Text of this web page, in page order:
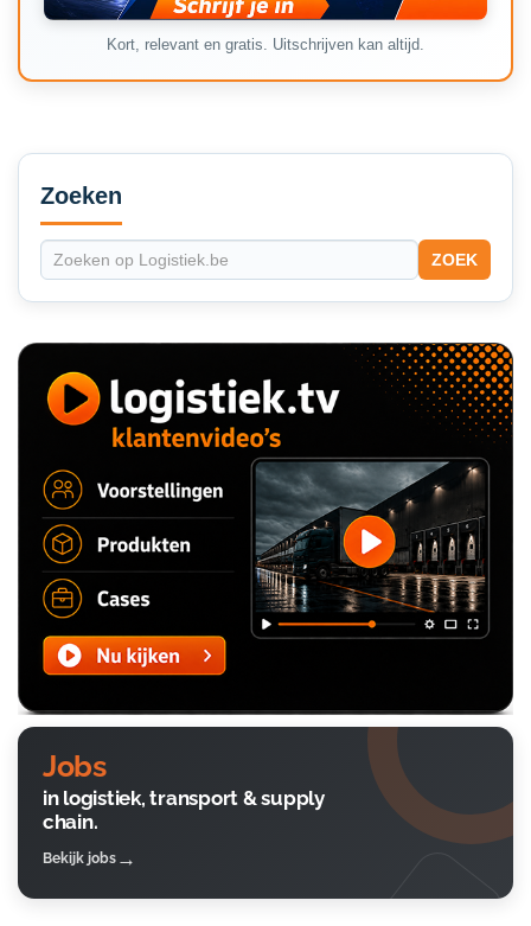
Kort, relevant en gratis. Uitschrijven kan altijd.
Secondary
Sidebar
Zoeken
ZOEK
Jobs
in logistiek, transport & supply
chain.
Bekijk jobs